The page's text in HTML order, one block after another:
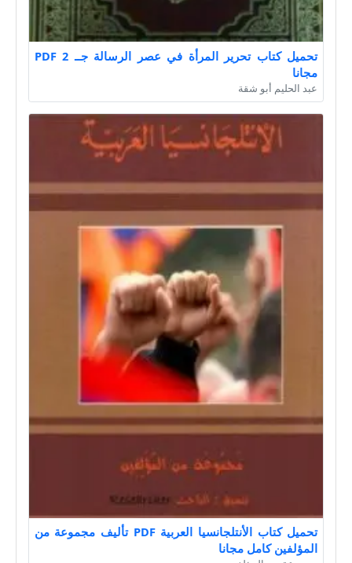
تحميل كتاب تحرير المرأة في عصر الرسالة جــ 2 PDF
مجانا
عبد الحليم أبو شقة
تحميل كتاب الأنتلجانسيا العربية PDF تأليف مجموعة من
المؤلفين كامل مجانا